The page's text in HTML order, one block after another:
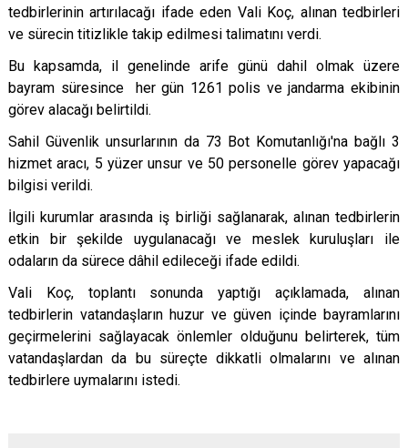
tedbirlerinin artırılacağı ifade eden Vali Koç, alınan tedbirleri
ve sürecin titizlikle takip edilmesi talimatını verdi.
Bu kapsamda, il genelinde arife günü dahil olmak üzere
bayram süresince her gün 1261 polis ve jandarma ekibinin
görev alacağı belirtildi.
Sahil Güvenlik unsurlarının da 73 Bot Komutanlığı'na bağlı 3
hizmet aracı, 5 yüzer unsur ve 50 personelle görev yapacağı
bilgisi verildi.
İlgili kurumlar arasında iş birliği sağlanarak, alınan tedbirlerin
etkin bir şekilde uygulanacağı ve meslek kuruluşları ile
odaların da sürece dâhil edileceği ifade edildi.
Vali Koç, toplantı sonunda yaptığı açıklamada, alınan
tedbirlerin vatandaşların huzur ve güven içinde bayramlarını
geçirmelerini sağlayacak önlemler olduğunu belirterek, tüm
vatandaşlardan da bu süreçte dikkatli olmalarını ve alınan
tedbirlere uymalarını istedi.